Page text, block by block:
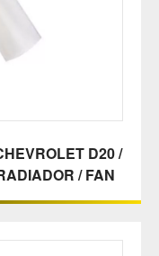
D20 /
/ FAN